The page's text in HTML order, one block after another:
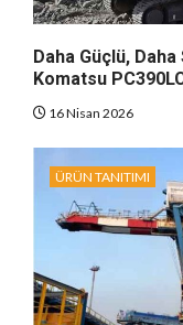
Daha Güçlü,
Komatsu
16 Nisan 2026
ÜRÜN TANITIMI